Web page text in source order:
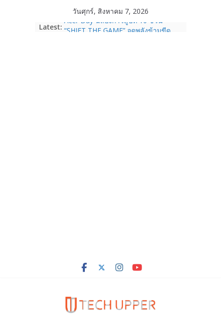
วันศุกร์, สิงหาคม 7, 2026
Latest: Acer Day ฉลองก้าวสู่ปีที่ 10 ชวน